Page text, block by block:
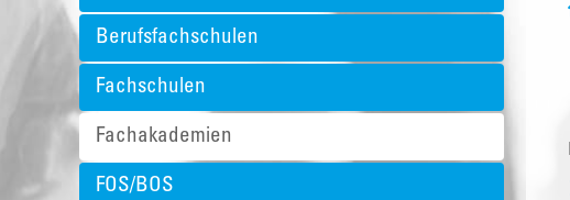
Berufsfachschulen
Fachschulen
Fachakademien
FOS/BOS